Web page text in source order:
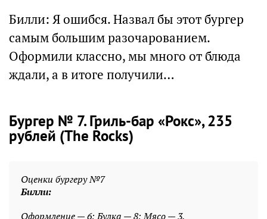
Билли: Я ошибся. Назвал бы этот бургер
самым большим разочарованием.
Оформили классно, мы много от блюда
ждали, а в итоге получили…
Бургер № 7. Гриль-бар «Рокс», 235
рублей (The Rocks)
Оценки бургеру №7
Билли:
Оформление — 6; Булка — 8; Мясо — 3.